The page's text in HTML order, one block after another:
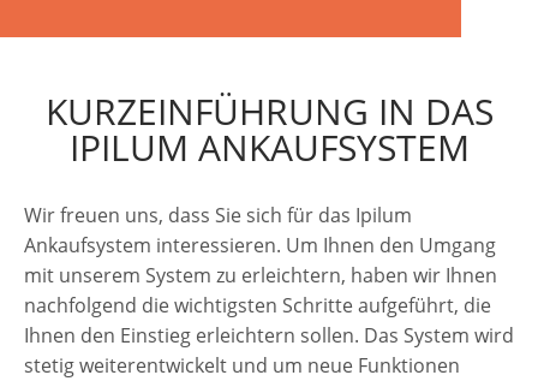
KURZEINFÜHRUNG IN DAS
IPILUM ANKAUFSYSTEM
Wir freuen uns, dass Sie sich für das Ipilum
Ankaufsystem interessieren. Um Ihnen den Umgang
mit unserem System zu erleichtern, haben wir Ihnen
nachfolgend die wichtigsten Schritte aufgeführt, die
Ihnen den Einstieg erleichtern sollen. Das System wird
stetig weiterentwickelt und um neue Funktionen